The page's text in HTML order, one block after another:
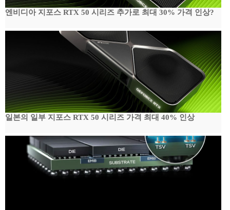
엔비디아 지포스 RTX 50 시리즈 추가로 최대 30% 가격 인상?
일본의 일부 지포스 RTX 50 시리즈 가격 최대 40% 인상